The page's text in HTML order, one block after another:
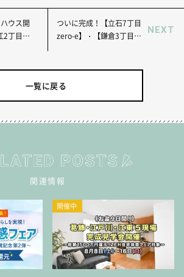
ウス開
2丁目
催！
ついに完成！【立石7丁目
zero-e】・【鎌倉3丁目
NEXT
一覧に戻る
関連情報
開催中